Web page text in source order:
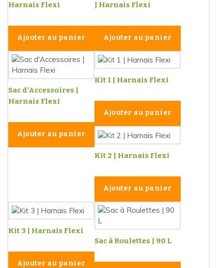
Harnais Flexi
Ajouter au panier
| Harnais Flexi
Ajouter au panier
Sac d'Accessoires |
Harnais Flexi
Ajouter au panier
Kit 1 | Harnais Flexi
Ajouter au panier
Kit 2 | Harnais Flexi
Ajouter au panier
Kit 3 | Harnais Flexi
Ajouter au panier
Sac à Roulettes | 90 L